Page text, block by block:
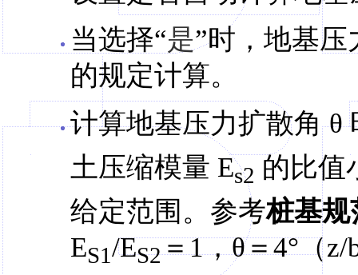
当选择“是”时，地基压
的规定计算。
计算地基压力扩散角 θ
土压缩模量 Es2 的比值
给定范围。参考桩基规
ES1/ES2＝1，θ＝4°（z/